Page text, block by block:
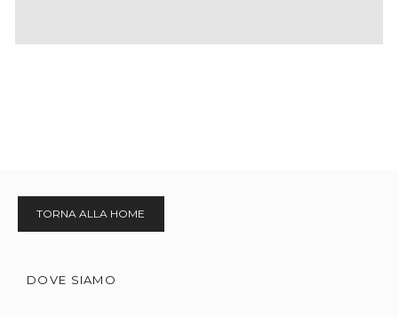
TORNA ALLA HOME
DOVE SIAMO